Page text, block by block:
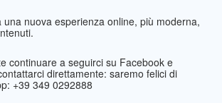
nuova esperienza online, più moderna,
continuare a seguirci su Facebook e
direttamente: saremo felici di
+39 349 0292888